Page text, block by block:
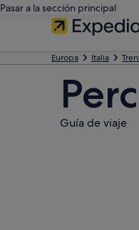
Pasar a la sección principal
Europa Italia
Guía de viaje